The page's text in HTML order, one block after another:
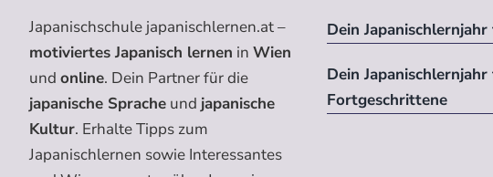
Japanischschule japanischlernen.at –
motiviertes Japanisch lernen in Wien
und online. Dein Partner für die
japanische Spracheund japanische
Kultur. Erhalte Tipps zum
Japanischlernen sowie Interessantes
Dein
Dein
Fortgeschrittene